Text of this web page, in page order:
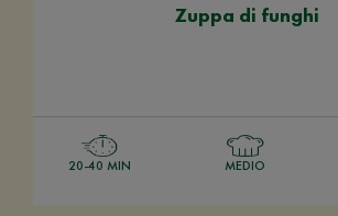
Zuppa di funghi
20-40 MIN MEDIO